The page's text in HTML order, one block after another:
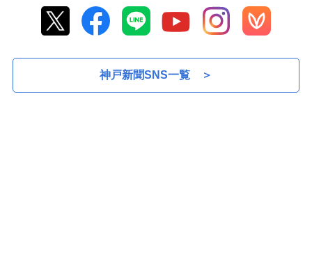
神戸新聞SNS一覧 ＞